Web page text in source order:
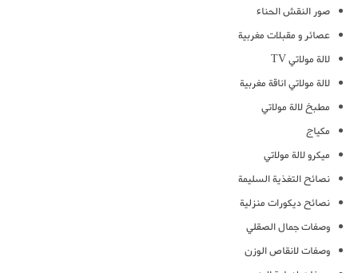
صور النقش الحناء
عصائر و مقبلات مغربية
لالة مولاتي TV
لالة مولاتي اناقة مغربية
مطبخ لالة مولاتي
مكياج
ميكرو لالة مولاتي
نصائح التغذية السليمة
نصائح ديكورات منزلية
وصفات جمال الصقلي
وصفات لانقاص الوزن